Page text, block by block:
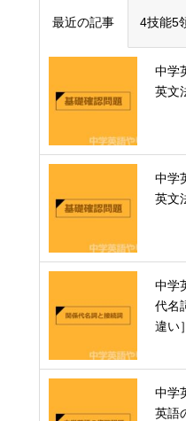
最近の記事 4技能5
中学
英文
中学
英文
中学
代名
違い］
中学
英語